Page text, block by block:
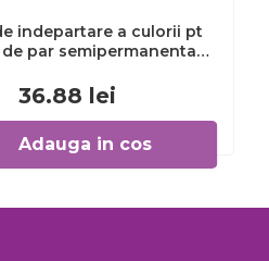
Adauga in cos
indepartare a culorii pt
par semipermanenta
ml
36.88 lei